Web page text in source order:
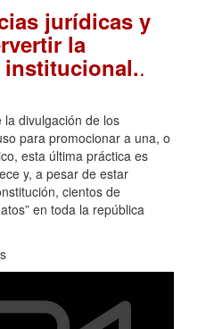
jurídicas y
la
.
divulgación de los
para promocionar a una, o
esta última práctica es
y, a pesar de estar
cientos de
en toda la república